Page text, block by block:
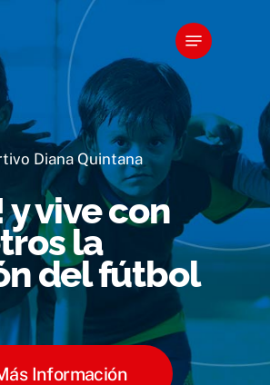
Menu
Diana Quintana
y vive con
la
del fútbol
Información